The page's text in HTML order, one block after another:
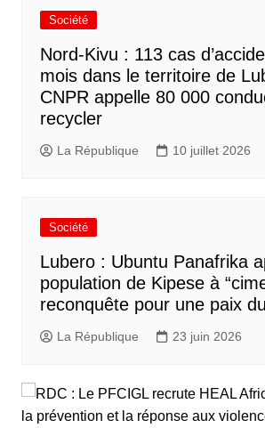
Société
Nord-Kivu : 113 cas
mois dans le territoire de
CNPR appelle 80 000
recycler
La République 10 juillet 2026
Société
Lubero : Ubuntu Panafrika
population de Kipese à
reconquête pour une paix
La République 23 juin 2026